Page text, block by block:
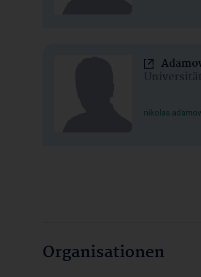
Organisationen